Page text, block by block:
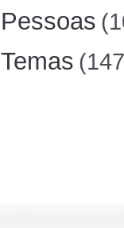
Pessoas
Temas